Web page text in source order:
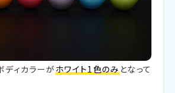
ディカラーがホワイト1色のみとなって